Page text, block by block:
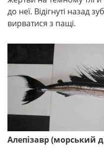
до неї. Відігнуті назад
вирватися з пащі.
Алепізавр (морський